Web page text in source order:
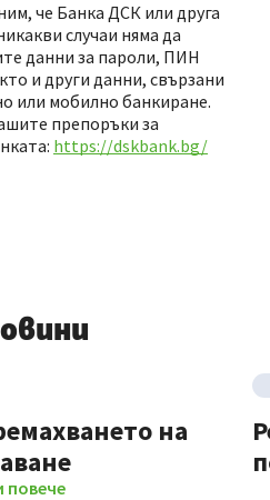
че Банка ДСК или друга
случаи няма да
данни за пароли, ПИН
и други данни, свързани
или мобилно банкиране.
препоръки за
https://dskbank.bg/
на
повече